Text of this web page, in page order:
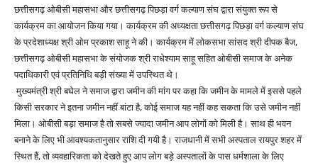
छत्तीसगढ़ ओबीसी महासभा और छत्तीसगढ़ पिछड़ा वर्ग कल्याण संघ द्वारा संयुक्त रूप से
कार्यक्रम का आयोजन किया गया। कार्यक्रम की अध्यक्षता छत्तीसगढ़ पिछड़ा वर्ग कल्याण संघ
के प्रदेशाध्यक्ष श्री ओम प्रकाश साहू ने की। कार्यक्रम में लोकसभा सांसद श्री दीपक बैज,
छत्तीसगढ़ ओबीसी महासभा के संयोजक श्री राधेश्याम साहू सहित ओबीसी समाज के अनेक
पदाधिकारी एवं प्रतिनिधि बड़ी संख्या में उपस्थित थे।
मुख्यमंत्री श्री बघेल ने समाज द्वारा जमीन की मांग पर कहा कि जमीन के मामले में इससे पहले
किसी सरकार ने इतना जमीन नहीं बांटा है, कोई समाज यह नहीं कह सकता कि उसे जमीन नहीं
मिला। ओबीसी बड़ा समाज है तो सबसे ज्यादा जमीन आप लोगों को मिली है। साथ ही भवन
बनाने के लिए भी आवश्यकतानुसार राशि दी गयी है। राजधानी में सभी अस्पताल रायपुर शहर में
स्थित हैं, तो व्यवहारिकता को देखते हुए आप लोग बड़े अस्पतालों के पास धर्मशाला के लिए